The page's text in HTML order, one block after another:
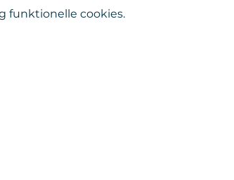
funktionelle cookies.